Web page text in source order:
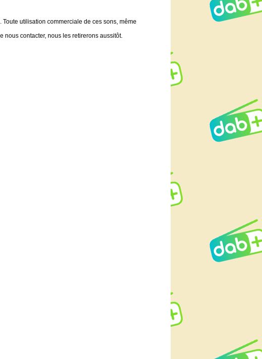
utilisation commerciale de ces sons, même
nous contacter, nous les retirerons aussitôt.